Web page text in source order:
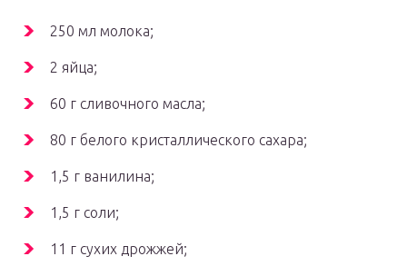
250 мл молока;
2 яйца;
60 г сливочного масла;
80 г белого кристаллического сахара;
1,5 г ванилина;
1,5 г соли;
11 г сухих дрожжей;